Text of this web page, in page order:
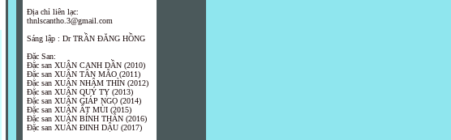
Địa chỉ liên lạc:
thnlscantho.3@gmail.com
Sáng lập : Dr TRẦN ĐĂNG HỒNG
Đặc San:
Đặc san XUÂN CANH DẦN (2010)
Đặc san XUÂN TÂN MÃO (2011)
Đặc san XUÂN NHÂM THÌN (2012)
Đặc san XUÂN QUÝ TỴ (2013)
Đặc san XUÂN GIÁP NGỌ (2014)
Đặc san XUÂN ẤT MÙI (2015)
Đặc san XUÂN BÍNH THÂN (2016)
Đặc san XUÂN ĐINH DẬU (2017)